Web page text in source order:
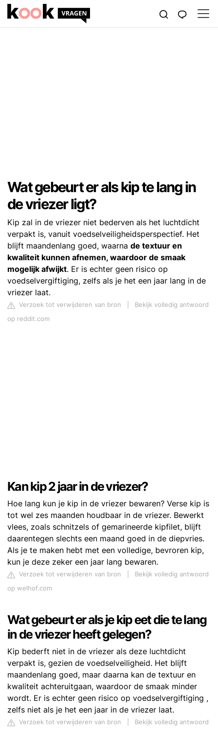
Wat gebeurt er als kip te lang in
de vriezer ligt?
Kip zal in de vriezer niet bederven als het luchtdicht
verpakt is, vanuit voedselveiligheidsperspectief. Het
blijft maandenlang goed, waarna de textuur en
kwaliteit kunnen afnemen, waardoor de smaak
mogelijk afwijkt. Er is echter geen risico op
voedselvergiftiging, zelfs als je het een jaar lang in de
vriezer laat.
Verzoek tot verwijderen van bron
Bekijk volledig antwoord
op reddit.com
Kan kip 2 jaar in de vriezer?
Hoe lang kun je kip in de vriezer bewaren? Verse kip is
tot wel zes maanden houdbaar in de vriezer. Bewerkt
vlees, zoals schnitzels of gemarineerde kipfilet, blijft
daarentegen slechts een maand goed in de diepvries.
Als je te maken hebt met een volledige, bevroren kip,
kun je deze zeker een jaar lang bewaren.
Verzoek tot verwijderen van bron
Bekijk volledig antwoord
op welhof.com
Wat gebeurt er als je kip eet die te lang
in de vriezer heeft gelegen?
Kip bederft niet in de vriezer als deze luchtdicht
verpakt is, gezien de voedselveiligheid. Het blijft
maandenlang goed, maar daarna kan de textuur en
kwaliteit achteruitgaan, waardoor de smaak minder
wordt. Er is echter geen risico op voedselvergiftiging ,
zelfs niet als je het een jaar in de vriezer laat.
Verzoek tot verwijderen van bron
Bekijk volledig antwoord